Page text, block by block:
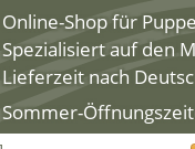
Online-Shop für
Spezialisiert auf den
Lieferzeit nach
Sommer-